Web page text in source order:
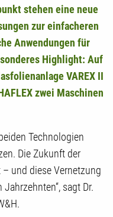
stehen eine neue
zur einfacheren
Anwendungen für
Highlight: Auf
VAREX II
zwei Maschinen
Technologien
Die Zukunft der
und diese Vernetzung
sagt Dr.